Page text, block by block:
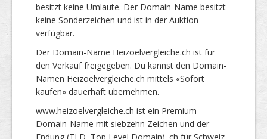
besitzt keine Umlaute. Der Domain-Name besitzt
keine Sonderzeichen und ist in der Auktion
verfügbar.
Der Domain-Name Heizoelvergleiche.ch ist für
den Verkauf freigegeben. Du kannst den Domain-
Namen Heizoelvergleiche.ch mittels «Sofort
kaufen» dauerhaft übernehmen.
www.heizoelvergleiche.ch ist ein Premium
Domain-Name mit siebzehn Zeichen und der
Endung (TLD, Top Level Domain) .ch für Schweiz.